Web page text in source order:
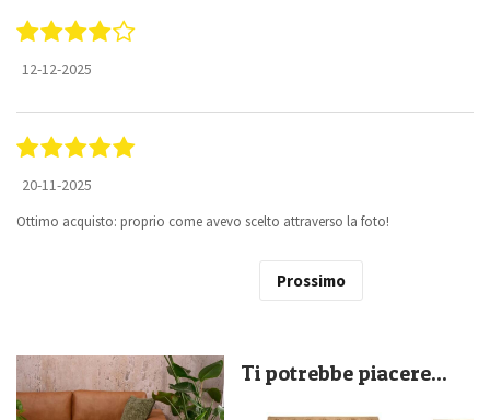
12-12-2025
20-11-2025
Ottimo acquisto: proprio come avevo scelto attraverso la foto!
Prossimo
Ti potrebbe piacere...